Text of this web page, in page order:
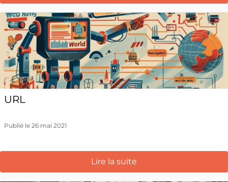
URL
Publié le 26 mai 2021
Lire la suite